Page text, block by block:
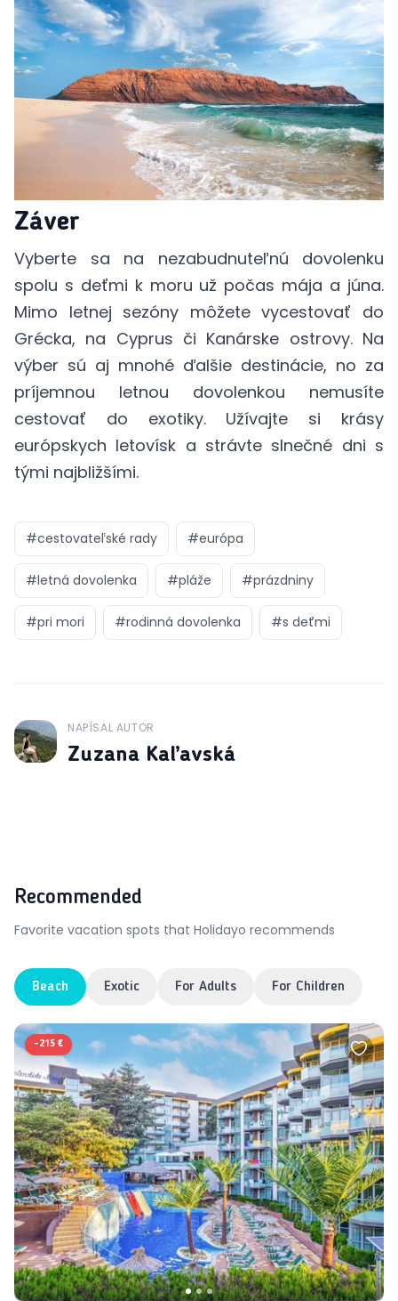
Záver
Vyberte sa na nezabudnuteľnú dovolenku
spolu s deťmi k moru už počas mája a júna.
Mimo letnej sezóny môžete vycestovať do
Grécka, na Cyprus či Kanárske ostrovy. Na
výber sú aj mnohé ďalšie destinácie, no za
príjemnou letnou dovolenkou nemusíte
cestovať do exotiky. Užívajte si krásy
európskych letovísk a strávte slnečné dni s
tými najbližšími.
#cestovateľské rady #európa
#letná dovolenka #pláže #prázdniny
#pri mori #rodinná dovolenka #s deťmi
J
NAPÍSAL AUTOR
Zuzana Kaľavská
Recommended
Favorite vacation spots that Holidayo recommends
Beach Exotic For Adults For Children
-215 €